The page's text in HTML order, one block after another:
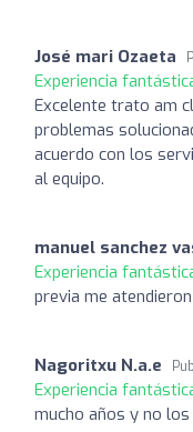
José mari Ozaeta
Experiencia
Excelente trato am
problemas
acuerdo con los
al equipo.
manuel sanchez
Experiencia
previa me
Nagoritxu N.a.e
Experiencia
mucho años y no